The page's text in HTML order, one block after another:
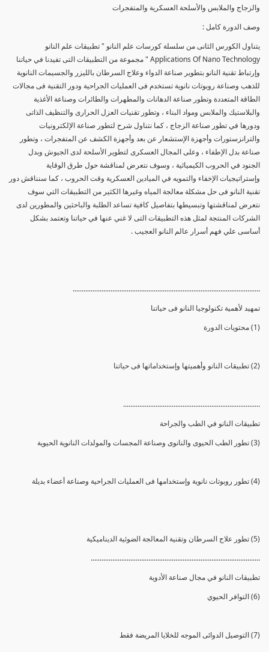
والزجاج والملابس والأسلحة العسكرية والمتفجرات
وصف الدورة كامل :
يتناول الكورس الثانى من سلسلة كورسات علم النانو " تطبيقات علم النانو
Applications Of Nano Technology " مجموعة من التطبيقات التى تفيدنا في حياتنا
وإرتباط تقنية النانو بتطوير صناعة الدواء وعلاج السرطان بالليزر والجسيمات النانوية
للذهب وصناعة روبوتات نانوية تستخدم فى العمليات الجراحية ودور التقنية فى مجالات
الطاقة المتعددة وتطور صناعة الدهانات والمطهرات والطائرات وصناعة الأغذية
والبلاستيك والملابس ومواد البناء ، وتطور تقنيات العزل الحرارى والتنظيف الذاتى
ودورها في تطور صناعة الزجاج ، كما نتناول شرح لتطور صناعة الإلكترونيات
والترانزستورات وأجهزة الإستشعار عن بعد وأجهزة الكشف عن المتفجرات ، وتطور
صناعة بدل الإطفاء ، وعلى المجال العسكرى لتطوير الأسلحة لدى الجيوش وبدل
الجنود في الحروب الكيميائية ، وسوف نتعرض لمناقشة حول طرق الوقاية
وإستراتيجيات الإخفاء والتمويه في الميادين العسكرية وقت الحروب ، كما سنناقش دور
تقنية النانو فى حل مشكلة معالجة المياه وغيرها الكثير من التطبيقات التي سوف
نتعرض لمناقشتها وتبسيطها بتفاصيل كافية تساعد الطلبة والباحثين والمطورين لدى
الشركات المنتجة لمثل هذه التطبيقات التى لا غني عنها في حياتنا وتعتمد بشكل
أساسى علي فهم أسرار عالم النانو العجيب .
........................................................................................................
تمهيد لأهمية تكنولوجيا النانو فى حياتنا
(1) محتويات الدورة
(2) تطبيقات النانو وأهميتها وإستخداماتها فى حياتنا
............................................................................
تطبيقات النانو في الطب والجراحة
(3) تطور الطب الحيوى والنانوى وصناعة المجسات والمولدات النانوية الحيوية
(4) تطور روبوتات نانوية وإستخدامها فى العمليات الجراحية وصناعة أعضاء بديلة
(5) تطور علاج السرطان وتقنية المعالجة الضوئية الديناميكية
..............................................................................................
تطبيقات النانو في مجال صناعة الأدوية
(6) التوافر الحيوي
(7) التوصيل الدوائى الموجه للخلايا المريضة فقط